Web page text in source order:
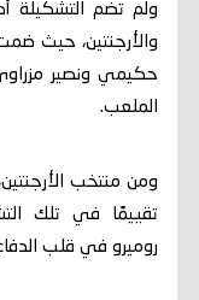
ولم تضم
حكيمي ونصير
الملعب.
ومن منتخب
روميرو في قلب